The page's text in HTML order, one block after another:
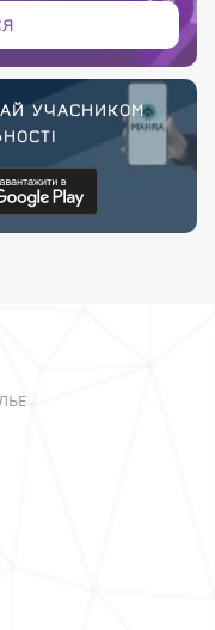
УЧАСНИКОМ